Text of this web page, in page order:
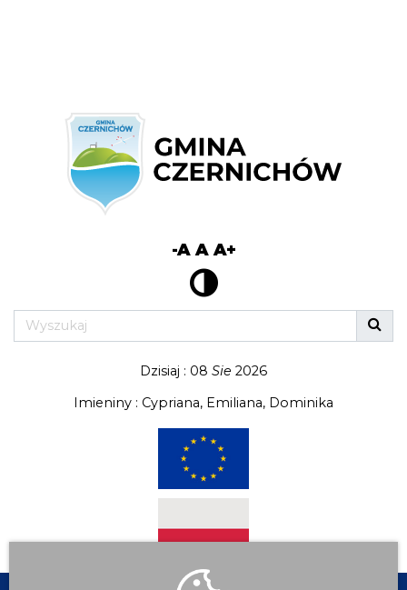
-AAA+
Dzisiaj : 08 Sie 2026
Imieniny : Cypriana, Emiliana, Dominika